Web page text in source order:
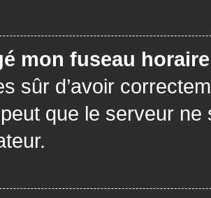
mon fuseau
sûr d’avoir
peut que le serveur